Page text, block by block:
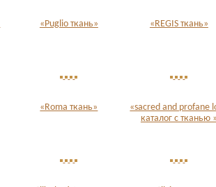
«Puglio ткань» «REGIS ткань»
«Roma ткань»
«sacred and profane
каталог с тканью »